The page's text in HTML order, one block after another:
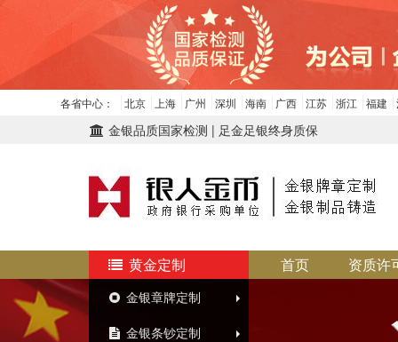
各省中心： 北京 上海 广州 深圳 海南 广西 江苏 浙江 福建
金银品质国家检测 | 足金足银终身质保
黄金定制
金银章牌定制
金银条钞定制
首页 资质许